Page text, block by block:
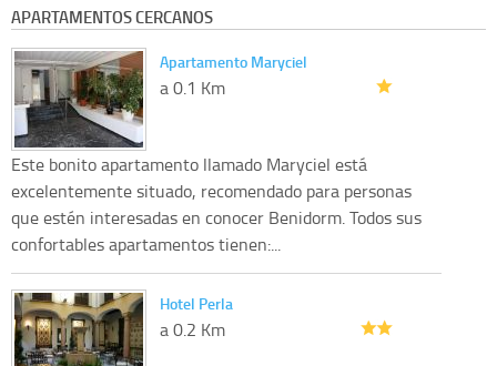
APARTAMENTOS CERCANOS
Apartamento Maryciel
a 0.1 Km
Este bonito apartamento llamado Maryciel está
excelentemente situado, recomendado para personas
que estén interesadas en conocer Benidorm. Todos sus
confortables apartamentos tienen:...
Hotel Perla
a 0.2 Km